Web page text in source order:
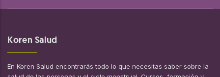
Koren Salud
En Koren Salud encontrarás todo lo que necesitas saber sobre la